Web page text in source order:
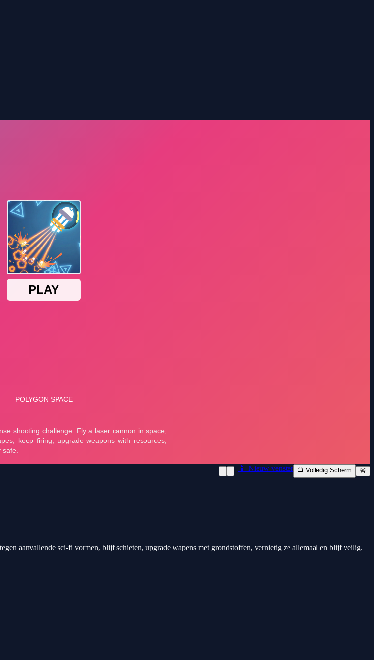
📱 Nieuw venster 📺 Volledig Scherm 🚨
aanvallende sci-fi vormen, blijf schieten, upgrade wapens met grondstoffen, vernietig ze allemaal en blijf veilig.